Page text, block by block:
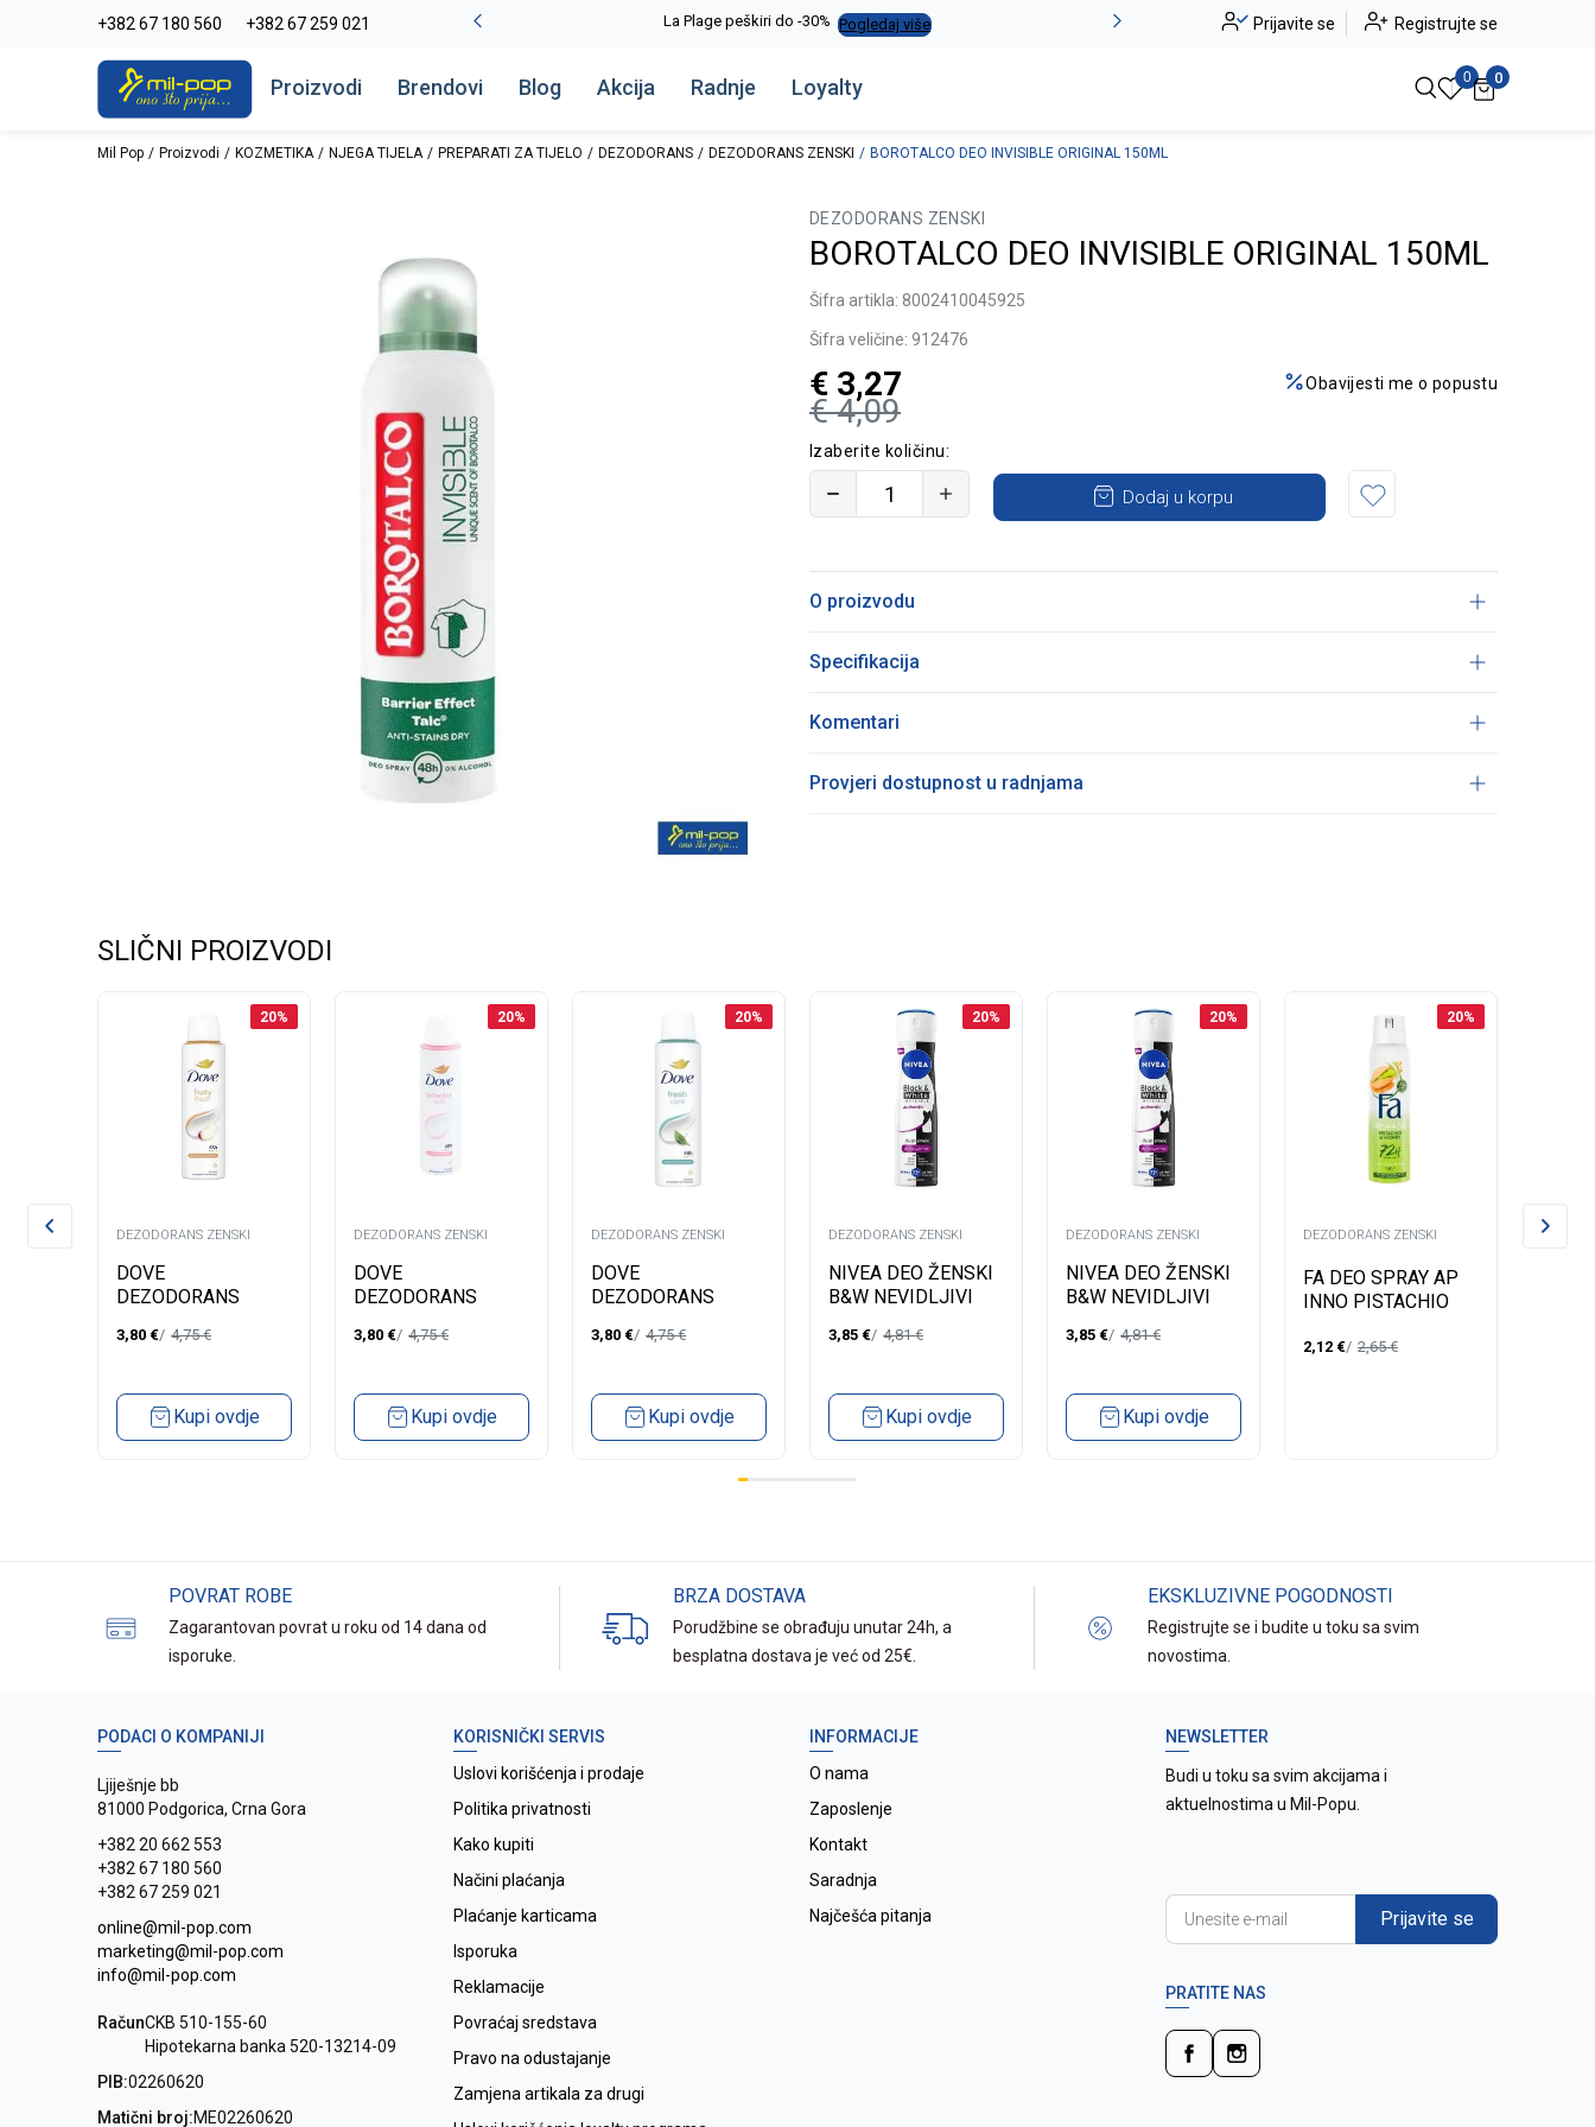
+382 67 180 560 +382 67 259 021
-20% na kompletan asortiman Pogledaj više La Plage peškiri do -30% Pogledaj više Alma Ras do -50% Pogledaj više
Prijavite se Registrujte se
Proizvodi Brendovi Blog Akcija Radnje Loyalty 0 0
Mil Pop Proizvodi KOZMETIKA NJEGA TIJELA PREPARATI ZA TIJELO DEZODORANS DEZODORANS ZENSKI BOROTALCO DEO INVISIBLE ORIGINAL 150ML
DEZODORANS ZENSKI
BOROTALCO DEO INVISIBLE ORIGINAL 150ML
Šifra artikla: 8002410045925
Šifra veličine: 912476
€ 4,09
€ 3,27 Obavijesti me o popustu
Izaberite količinu:
Dodaj u korpu
O proizvodu
Specifikacija
Komentari
Provjeri dostupnost u radnjama
SLIČNI PROIZVODI
20%
DEZODORANS ZENSKI
DOVE
DEZODORANS
FRESH 150ML
3,80 € 4,75€
Kupi ovdje
20%
DEZODORANS ZENSKI
DOVE
DEZODORANS
SOFT 150ML
3,80 € 4,75€
Kupi ovdje
20%
DEZODORANS ZENSKI
DOVE
DEZODORANS
CARE 150ML
3,80 € 4,75€
Kupi ovdje
20%
DEZODORANS ZENSKI
NIVEA DEO ŽENSKI
B&W NEVIDLJIVI
200ML
3,85 € 4,81€
Kupi ovdje
20%
DEZODORANS ZENSKI
NIVEA DEO ŽENSKI
B&W NEVIDLJIVI
150ML
3,85 € 4,81€
Kupi ovdje
20%
DEZODORANS ZENSKI
FA DEO SPRAY AP
INNO PISTACHIO
2,12 € 2,65€
POVRAT ROBE
Zagarantovan povrat u roku od 14 dana od
isporuke.
BRZA DOSTAVA
Porudžbine se obrađuju unutar 24h, a
besplatna dostava je već od 25€.
EKSKLUZIVNE POGODNOSTI
Registrujte se i budite u toku sa svim
novostima.
PODACI O KOMPANIJI
Ljiješnje bb
81000 Podgorica, Crna Gora
+382 20 662 553
+382 67 180 560
+382 67 259 021
online@mil-pop.com
marketing@mil-pop.com
info@mil-pop.com
RačunCKB 510-155-60
Hipotekarna banka 520-13214-09
PIB:02260620
Matični broj:ME02260620
KORISNIČKI SERVIS
Uslovi korišćenja i prodaje
Politika privatnosti
Kako kupiti
Načini plaćanja
Plaćanje karticama
Isporuka
Reklamacije
Povraćaj sredstava
Pravo na odustajanje
Zamjena artikala za drugi
INFORMACIJE
O nama
Zaposlenje
Kontakt
Saradnja
Najčešća pitanja
NEWSLETTER
Budi u toku sa svim akcijama i
aktuelnostima u Mil-Popu.
Prijavite se
PRATITE NAS